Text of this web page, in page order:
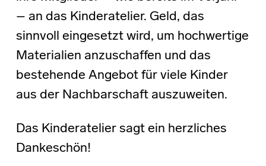
– an das Kinderatelier. Geld, das
sinnvoll eingesetzt wird, um hochwertige
Materialien anzuschaffen und das
bestehende Angebot für viele Kinder
aus der Nachbarschaft auszuweiten.
Das Kinderatelier sagt ein herzliches
Dankeschön!